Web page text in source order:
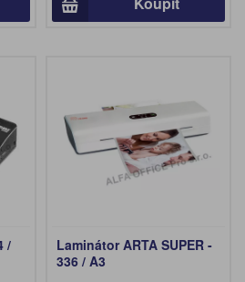
/
Laminátor ARTA SUPER -
336 / A3